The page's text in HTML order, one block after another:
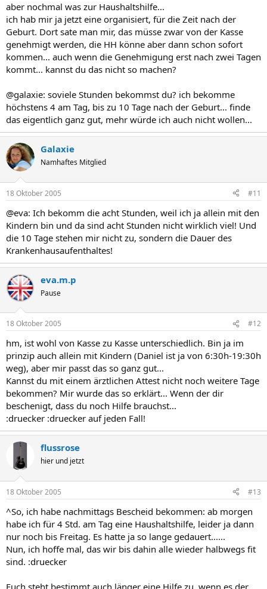
aber nochmal was zur Haushaltshilfe...
ich hab mir ja jetzt eine organisiert, für die Zeit nach der
Geburt. Dort sate man mir, das müsse zwar von der Kasse
genehmigt werden, die HH könne aber dann schon sofort
kommen... auch wenn die Genehmigung erst nach zwei Tagen
kommt... kannst du das nicht so machen?
@galaxie: soviele Stunden bekommst du? ich bekomme
höchstens 4 am Tag, bis zu 10 Tage nach der Geburt... finde
das eigentlich ganz gut, mehr würde ich auch nicht wollen...
Galaxie
Namhaftes Mitglied
18 Oktober 2005 #11
@eva: Ich bekomm die acht Stunden, weil ich ja allein mit den
Kindern bin und da sind acht Stunden nicht wirklich viel! Und
die 10 Tage stehen mir nicht zu, sondern die Dauer des
Krankenhausaufenthaltes!
eva.m.p
Pause
18 Oktober 2005 #12
hm, ist wohl von Kasse zu Kasse unterschiedlich. Bin ja im
prinzip auch allein mit Kindern (Daniel ist ja von 6:30h-19:30h
weg), aber mir passt das so ganz gut...
Kannst du mit einem ärztlichen Attest nicht noch weitere Tage
bekommen? Mir wurde das so erklärt... Wenn der dir
beschenigt, dass du noch Hilfe brauchst...
:druecker :druecker auf jeden Fall!
flussrose
hier und jetzt
18 Oktober 2005 #13
^So, ich habe nachmittags Bescheid bekommen: ab morgen
habe ich für 4 Std. am Tag eine Haushaltshilfe, leider ja dann
nur noch bis Freitag. Es hatte ja so lange gedauert......
Nun, ich hoffe mal, das wir bis dahin alle wieder halbwegs fit
sind. :druecker
Euch steht bestimmt auch länger eine Hilfe zu, wenn es der